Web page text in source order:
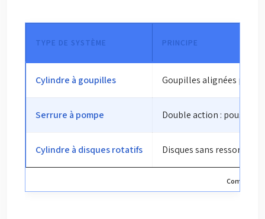
TYPE DE SYSTÈME PRINCIPE
Cylindre à goupilles Goupilles alignées par la
Serrure à pompe Double action : pousser
Cylindre à disques rotatifs Disques sans ressorts ni